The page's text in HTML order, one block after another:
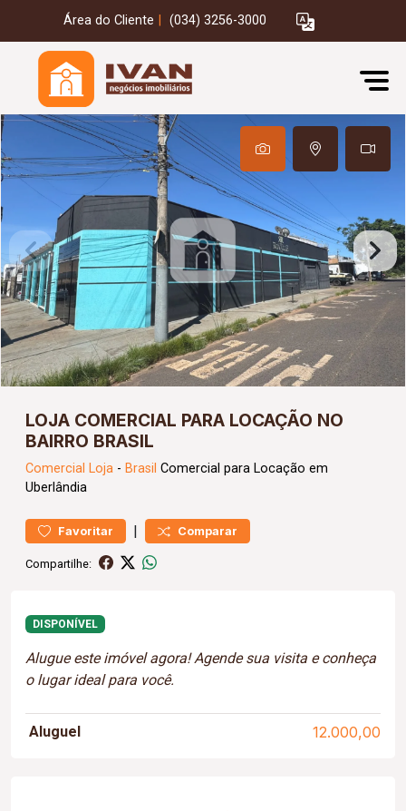
Área do Cliente (034) 3256-3000
LOJA COMERCIAL PARA LOCAÇÃO NO
BAIRRO BRASIL
Comercial Loja - Brasil Comercial para Locação em
Uberlândia
Favoritar | Comparar
Compartilhe:
DISPONÍVEL
Alugue este imóvel agora! Agende sua visita e conheça
o lugar ideal para você.
Aluguel 12.000,00